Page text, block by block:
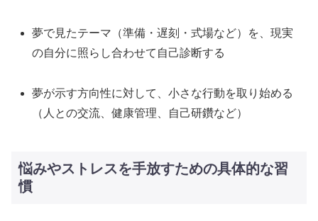
夢で見たテーマ（準備・遅刻・式場など）を、現実
の自分に照らし合わせて自己診断する
夢が示す方向性に対して、小さな行動を取り始める
（人との交流、健康管理、自己研鑽など）
悩みやストレスを手放すための具体的な習
慣